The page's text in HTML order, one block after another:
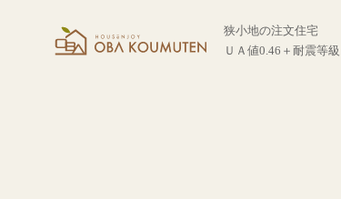
狭小地の注文住宅
ＵＡ値0.46＋耐震等